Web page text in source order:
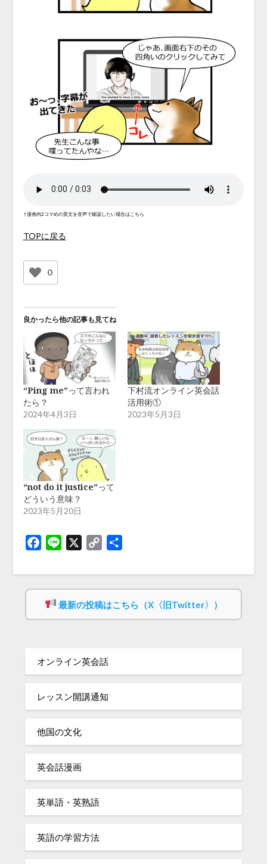
↑漫画内2コマめの英文を音声で確認したい場合はこちら
TOPに戻る
0
良かったら他の記事も見てね
“Ping me”って言われ
たら？
2024年4月3日
下村流オンライン英会話
活用術①
2023年5月3日
“not do it justice”って
どういう意味？
2023年5月20日
Facebook
Line
Copy
最新の投稿はこちら（X〈旧Twitter〉）
オンライン英会話
レッスン開講通知
他国の文化
英会話漫画
英単語・英熟語
英語の学習方法